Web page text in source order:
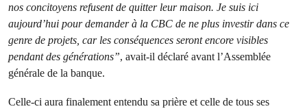
nos concitoyens refusent de quitter leur maison. Je suis ici
aujourd’hui pour demander à la CBC de ne plus investir dans ce
genre de projets, car les conséquences seront encore visibles
pendant des générations”, avait-il déclaré avant l’Assemblée
générale de la banque.
Celle-ci aura finalement entendu sa prière et celle de tous ses